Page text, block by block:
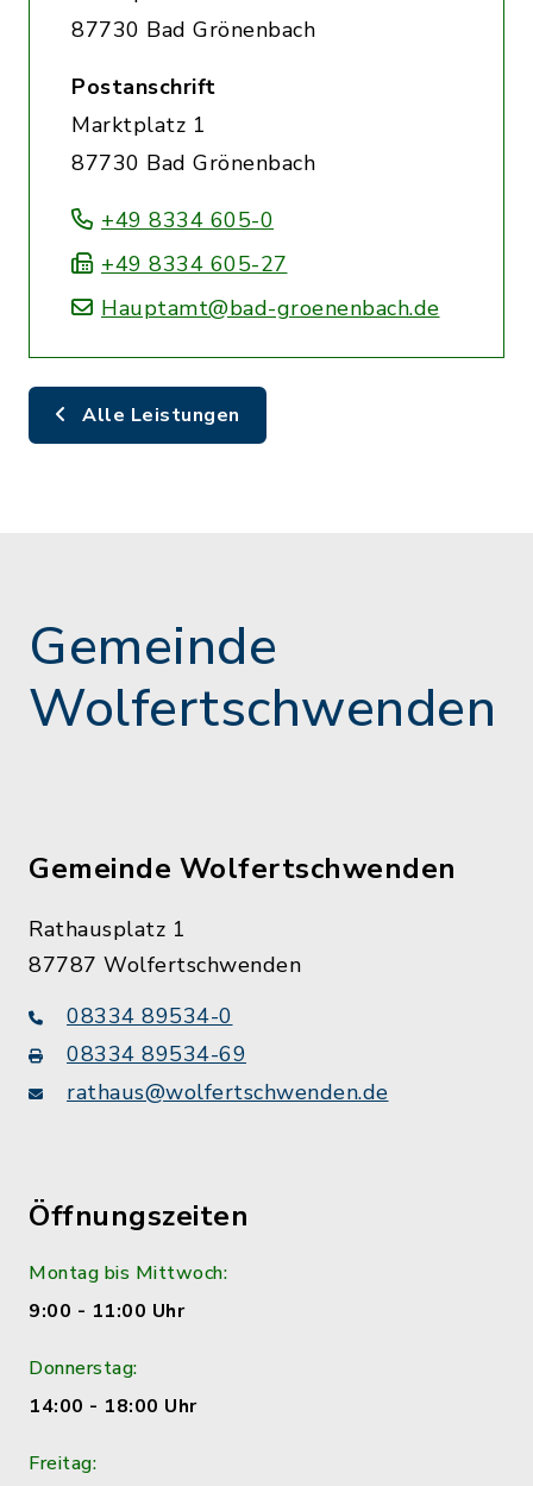
87730 Bad Grönenbach
Postanschrift
Marktplatz 1
87730 Bad Grönenbach
+49 8334 605-0
+49 8334 605-27
Hauptamt@bad-groenenbach.de
Alle Leistungen
Gemeinde
Wolfertschwenden
Gemeinde Wolfertschwenden
Rathausplatz 1
87787 Wolfertschwenden
08334 89534-0
08334 89534-69
rathaus@wolfertschwenden.de
Öffnungszeiten
Montag bis Mittwoch:
9:00 - 11:00 Uhr
Donnerstag:
14:00 - 18:00 Uhr
Freitag: